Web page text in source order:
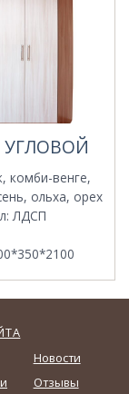
комби-венге,
ольха, орех
:ЛДСП
Новости
Отзывы